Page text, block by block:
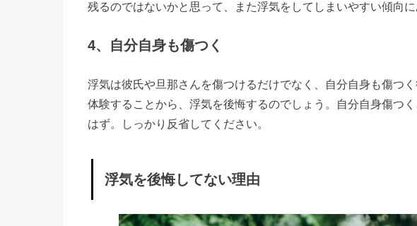
、
省
る
»
浮
は
残るのではないかと思って、また浮気をしてしまいやすい傾向に
4、自分自身も傷つく
浮気は彼氏や旦那さんを傷つけるだけでなく、自分自身も傷つ
体験することから、浮気を後悔するのでしょう。自分自身傷つ
はず。しっかり反省してください。
浮気を後悔してない理由